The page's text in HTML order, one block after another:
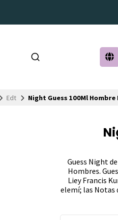
Edt Night Guess 100Ml Hombre
Guess Night
Hombres.
Liey Francis
elemí; las Notas